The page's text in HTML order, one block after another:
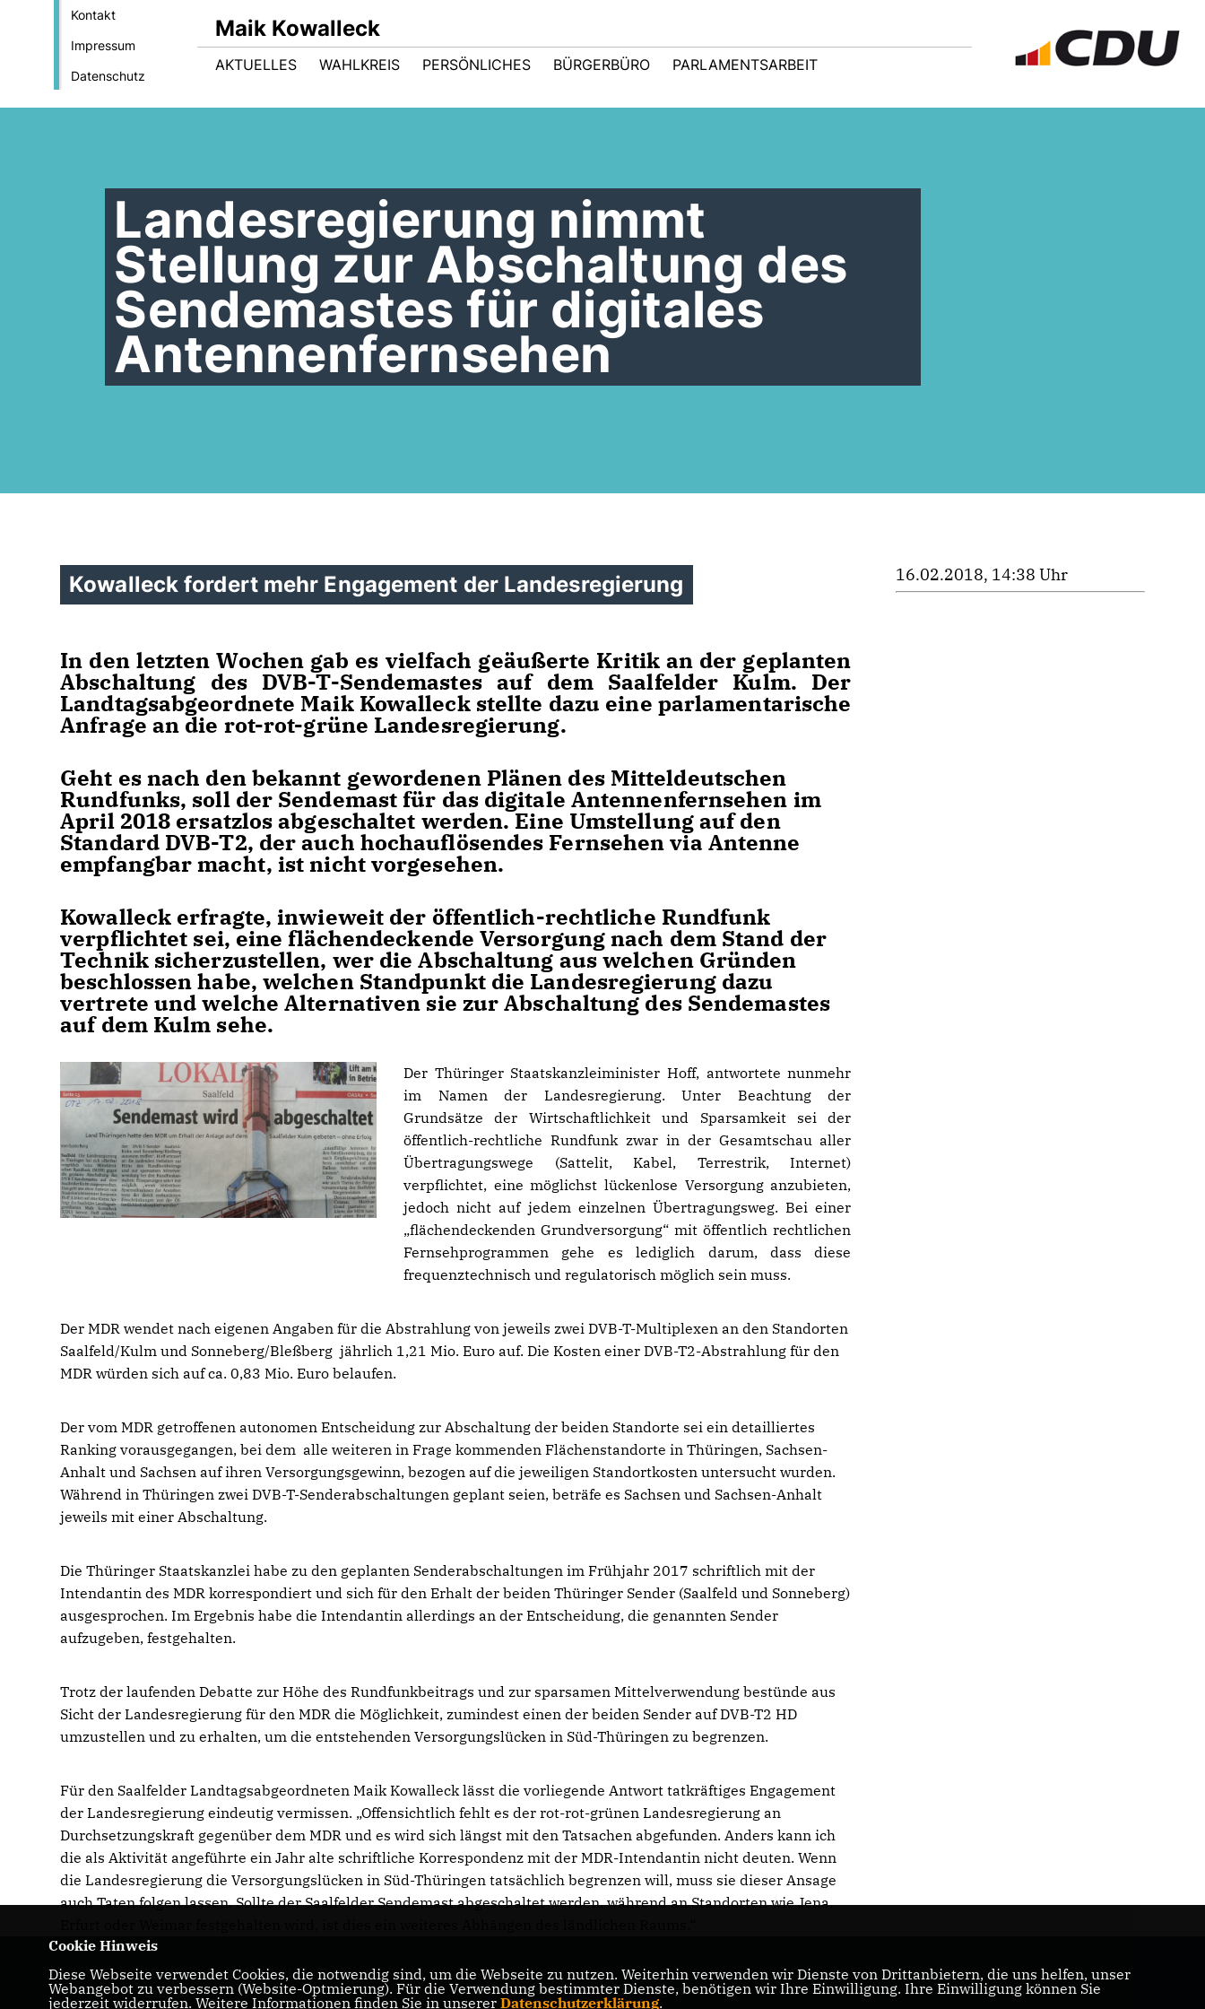
Kontakt
Impressum
Datenschutz
Maik Kowalleck
AKTUELLES WAHLKREIS PERSÖNLICHES BÜRGERBÜRO PARLAMENTSARBEIT
Landesregierung nimmt
Stellung zur Abschaltung des
Sendemastes für digitales
Antennenfernsehen
Kowalleck fordert mehr Engagement der Landesregierung
In den letzten Wochen gab es vielfach geäußerte Kritik an der geplanten
Abschaltung des DVB-T-Sendemastes auf dem Saalfelder Kulm. Der
Landtagsabgeordnete Maik Kowalleck stellte dazu eine parlamentarische
Anfrage an die rot-rot-grüne Landesregierung.
Geht es nach den bekannt gewordenen Plänen des Mitteldeutschen
Rundfunks, soll der Sendemast für das digitale Antennenfernsehen im
April 2018 ersatzlos abgeschaltet werden. Eine Umstellung auf den
Standard DVB-T2, der auch hochauflösendes Fernsehen via Antenne
empfangbar macht, ist nicht vorgesehen.
Kowalleck erfragte, inwieweit der öffentlich-rechtliche Rundfunk
verpflichtet sei, eine flächendeckende Versorgung nach dem Stand der
Technik sicherzustellen, wer die Abschaltung aus welchen Gründen
beschlossen habe, welchen Standpunkt die Landesregierung dazu
vertrete und welche Alternativen sie zur Abschaltung des Sendemastes
auf dem Kulm sehe.
Der Thüringer Staatskanzleiminister Hoff, antwortete nunmehr
im Namen der Landesregierung. Unter Beachtung der
Grundsätze der Wirtschaftlichkeit und Sparsamkeit sei der
öffentlich-rechtliche Rundfunk zwar in der Gesamtschau aller
Übertragungswege (Sattelit, Kabel, Terrestrik, Internet)
verpflichtet, eine möglichst lückenlose Versorgung anzubieten,
jedoch nicht auf jedem einzelnen Übertragungsweg. Bei einer
flächendeckenden Grundversorgung“ mit öffentlich rechtlichen
Fernsehprogrammen gehe es lediglich darum, dass diese
frequenztechnisch und regulatorisch möglich sein muss.
Der MDR wendet nach eigenen Angaben für die Abstrahlung von jeweils zwei DVB-T-Multiplexen an den Standorten
Saalfeld/Kulm und Sonneberg/Bleßberg jährlich 1,21 Mio. Euro auf. Die Kosten einer DVB-T2-Abstrahlung für den
MDR würden sich auf ca. 0,83 Mio. Euro belaufen.
Der vom MDR getroffenen autonomen Entscheidung zur Abschaltung der beiden Standorte sei ein detailliertes
Ranking vorausgegangen, bei dem alle weiteren in Frage kommenden Flächenstandorte in Thüringen, Sachsen-
Anhalt und Sachsen auf ihren Versorgungsgewinn, bezogen auf die jeweiligen Standortkosten untersucht wurden.
Während in Thüringen zwei DVB-T-Senderabschaltungen geplant seien, beträfe es Sachsen und Sachsen-Anhalt
jeweils mit einer Abschaltung.
Die Thüringer Staatskanzlei habe zu den geplanten Senderabschaltungen im Frühjahr 2017 schriftlich mit der
Intendantin des MDR korrespondiert und sich für den Erhalt der beiden Thüringer Sender (Saalfeld und Sonneberg)
ausgesprochen. Im Ergebnis habe die Intendantin allerdings an der Entscheidung, die genannten Sender
aufzugeben, festgehalten.
Trotz der laufenden Debatte zur Höhe des Rundfunkbeitrags und zur sparsamen Mittelverwendung bestünde aus
Sicht der Landesregierung für den MDR die Möglichkeit, zumindest einen der beiden Sender auf DVB-T2 HD
umzustellen und zu erhalten, um die entstehenden Versorgungslücken in Süd-Thüringen zu begrenzen.
Für den Saalfelder Landtagsabgeordneten Maik Kowalleck lässt die vorliegende Antwort tatkräftiges Engagement
der Landesregierung eindeutig vermissen. „Offensichtlich fehlt es der rot-rot-grünen Landesregierung an
Durchsetzungskraft gegenüber dem MDR und es wird sich längst mit den Tatsachen abgefunden. Anders kann ich
die als Aktivität angeführte ein Jahr alte schriftliche Korrespondenz mit der MDR-Intendantin nicht deuten. Wenn
die Landesregierung die Versorgungslücken in Süd-Thüringen tatsächlich begrenzen will, muss sie dieser Ansage
auch Taten folgen lassen. Sollte der Saalfelder Sendemast abgeschaltet werden, während an Standorten wie Jena,
16.02.2018, 14:38 Uhr
Maik Kowalleck - Mitglied des Thüringer
Landtags
CDU Landesverband Thüringen
Cookie Hinweis
Diese Webseite verwendet Cookies, die notwendig sind, um die Webseite zu nutzen. Weiterhin verwenden wir Dienste von Drittanbietern, die uns helfen, unser
Webangebot zu verbessern (Website-Optmierung). Für die Verwendung bestimmter Dienste, benötigen wir Ihre Einwilligung. Ihre Einwilligung können Sie
jederzeit widerrufen. Weitere Informationen finden Sie in unserer Datenschutzerklärung.